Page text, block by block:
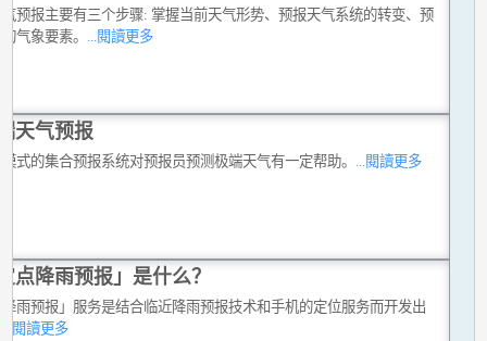
预报主要有三个步骤: 掌握当前天气形势、预报天气系统的转变、预
气象要素。 ...閱讀更多
天气预报
式的集合预报系统对预报员预测极端天气有一定帮助。 ...閱讀更多
点降雨预报」是什么？
雨预报」服务是结合临近降雨预报技术和手机的定位服务而开发出
...閱讀更多